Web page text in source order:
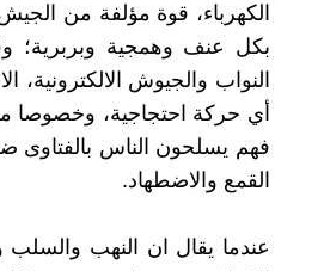
الكهرباء، قوة مؤلفة من
بكل عنف وهمجية وبربرية؛
النواب والجيوش الالكترونية،
أي حركة احتجاجية، وخصوصا
فهم يسلحون الناس بالفتاوى
القمع والاضطهاد.
عندما يقال ان النهب